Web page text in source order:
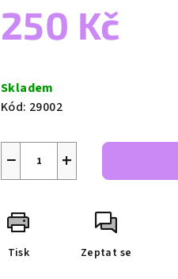
250 Kč
cena:
Skladem
Kód: 29002
+
−
Tisk Zeptat se